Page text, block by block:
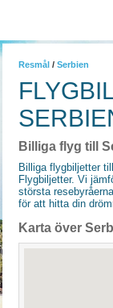
Resmål / Serbien
Billiga flyg till
Billiga flygbiljetter
Flygbiljetter. Vi
största
för att hitta din
Karta över